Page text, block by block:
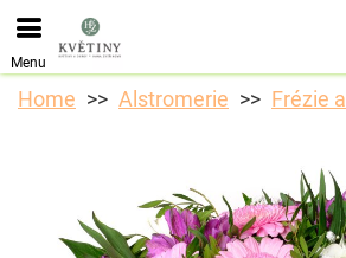
Objednávky přes e-shop
doručení je od 10.8.2026 z
Menu
Home Alstromerie Frézie